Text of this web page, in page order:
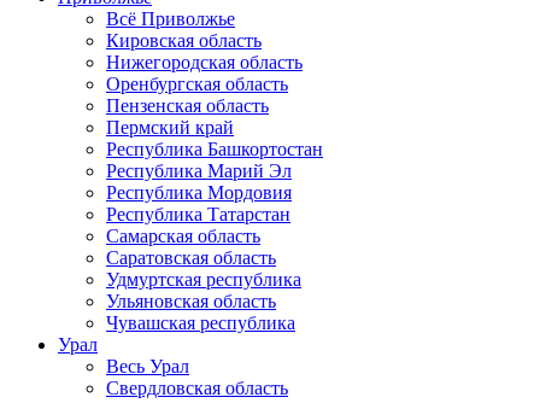
Всё Приволжье
Кировская область
Нижегородская область
Оренбургская область
Пензенская область
Пермский край
Республика Башкортостан
Республика Марий Эл
Республика Мордовия
Республика Татарстан
Самарская область
Саратовская область
Удмуртская республика
Ульяновская область
Чувашская республика
Урал
Весь Урал
Свердловская область